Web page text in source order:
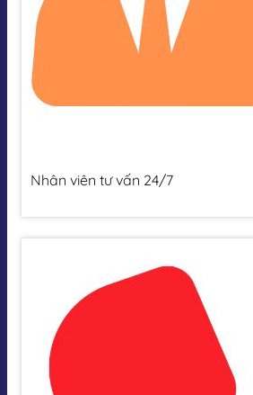
Nhân viên tư vấn 24/7